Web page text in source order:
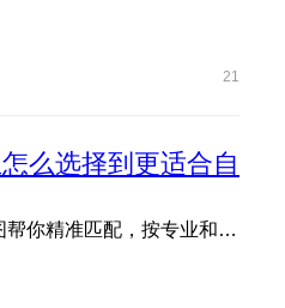
21
么选择到更适合自
文管生、理工生需求各不同：写论文、剪视频、编程、建模……如何选配置？下图帮你精准匹配，按专业和预算轻松抄作 ...